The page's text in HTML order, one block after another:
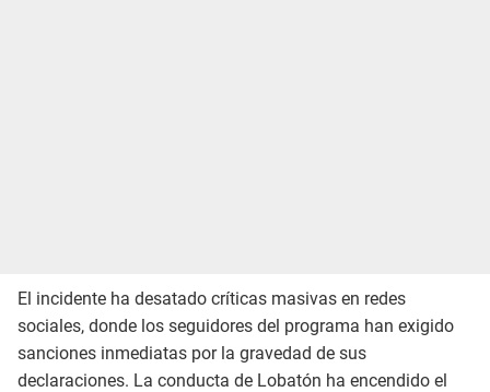
El incidente ha desatado críticas masivas en redes
sociales, donde los seguidores del programa han exigido
sanciones inmediatas por la gravedad de sus
declaraciones. La conducta de Lobatón ha encendido el